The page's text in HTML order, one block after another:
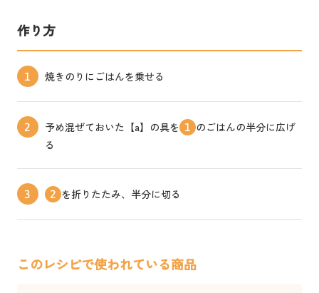
このレシピで使われている商品
作り方
1 焼きのりにごはんを乗せる
2 予め混ぜておいた【a】の具を 1 のごはんの半分に広げ
る
3 2 を折りたたみ、半分に切る